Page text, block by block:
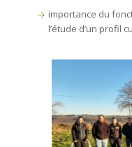
importance du
l’étude d’un profil